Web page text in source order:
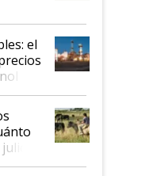
tras
el